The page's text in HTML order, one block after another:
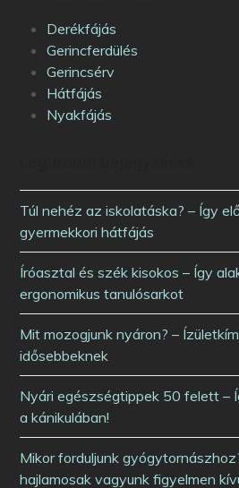
Derékfájás
Gerincferdülés
Gerincsérv
Hátfájás
Nyakfájás
Túl nehéz az iskolatáska? – Így
gyermekkori hátfájás
Íróasztal és szék kisokos – Így
ergonomikus tanulósarkot
Mit mozogjunk nyáron? –
idősebbeknek
Nyári egészségtippek 50 felett –
a kánikulában!
Mikor forduljunk
hajlamosak vagyunk figyelmen